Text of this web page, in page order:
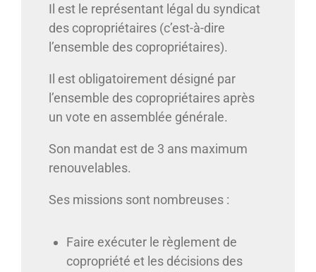
Il est le représentant légal du syndicat
des copropriétaires (c’est-à-dire
l’ensemble des copropriétaires).
Il est obligatoirement désigné par
l’ensemble des copropriétaires après
un vote en assemblée générale.
Son mandat est de 3 ans maximum
renouvelables.
Ses missions sont nombreuses :
Faire exécuter le règlement de
copropriété et les décisions des